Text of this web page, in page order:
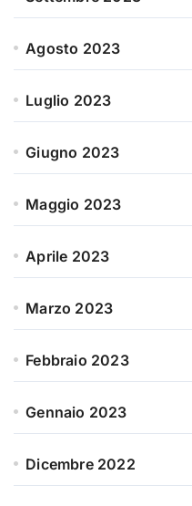
Agosto 2023
Luglio 2023
Giugno 2023
Maggio 2023
Aprile 2023
Marzo 2023
Febbraio 2023
Gennaio 2023
Dicembre 2022